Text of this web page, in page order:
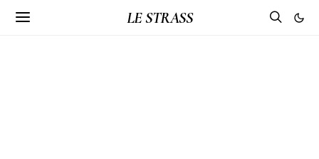
LE STRASS